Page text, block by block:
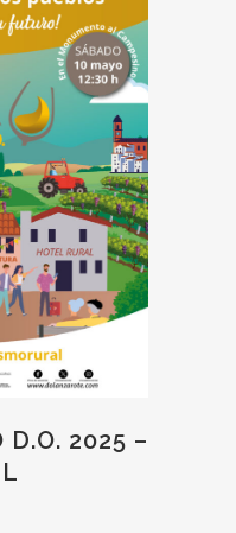
D.O. 2025 –